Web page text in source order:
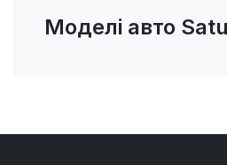
Моделі авто